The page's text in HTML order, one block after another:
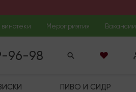
Мероприятия Вакансии
96-98
ПИВО И СИДР